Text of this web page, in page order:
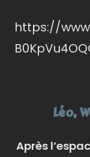
https://
Léo,
Après